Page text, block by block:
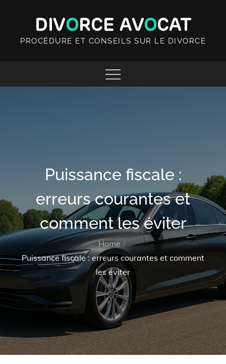
PROCÉDURE ET CONSEILS SUR LE DIVORCE
Puissance fiscale :
erreurs courantes et
comment les éviter
Home
Puissance fiscale : erreurs courantes et comment
les éviter